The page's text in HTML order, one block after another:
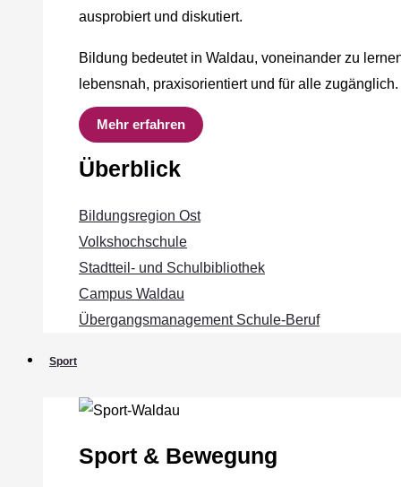
ausprobiert und diskutiert.
Bildung bedeutet in Waldau, voneinander zu
lebensnah, praxisorientiert und für alle zugänglich.
Mehr erfahren
Überblick
Bildungsregion Ost
Volkshochschule
Stadtteil- und Schulbibliothek
Campus Waldau
Übergangsmanagement Schule‐Beruf
Sport
Sport & Bewegung